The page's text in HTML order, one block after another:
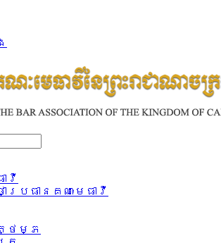
វី
រធានគណៈមេធាវី
ថម្ភ